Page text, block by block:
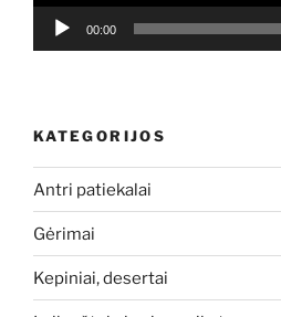
00:00
KATEGORIJOS
Antri patiekalai
Gėrimai
Kepiniai, desertai